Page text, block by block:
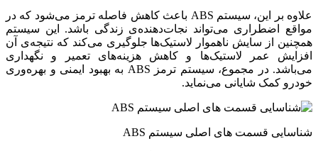
علاوه بر این، سیستم ABS باعث کاهش فاصله ترمز می‌شود که در
مواقع اضطراری می‌تواند نجات‌دهنده‌ی زندگی باشد. این سیستم
همچنین از سایش ناهموار لاستیک‌ها جلوگیری می‌کند که نتیجه‌ی آن
افزایش عمر لاستیک‌ها و کاهش هزینه‌های تعمیر و نگهداری
می‌باشد. در مجموع، سیستم ترمز ABS به بهبود ایمنی و بهره‌وری
خودرو کمک شایانی می‌نماید.
شناسایی قسمت های اصلی‌ سیستم‌ ABS